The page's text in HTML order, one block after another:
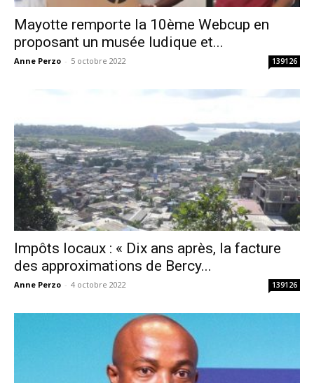
Mayotte remporte la 10ème Webcup en
proposant un musée ludique et...
Anne Perzo - 5 octobre 2022 139126
Impôts locaux : « Dix ans après, la facture
des approximations de Bercy...
Anne Perzo - 4 octobre 2022 139126